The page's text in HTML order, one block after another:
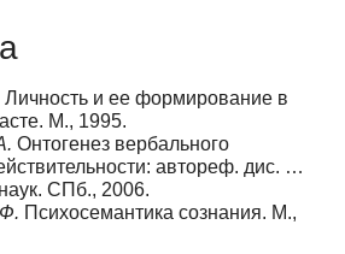
Личность и ее формирование в
М., 1995.
Онтогенез вербального
автореф. дис. …
СПб., 2006.
Психосемантика сознания. М.,